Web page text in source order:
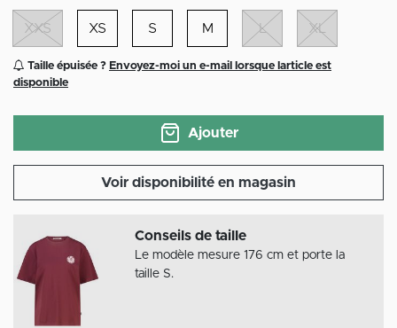
XXS XS S M L XL
Taille épuisée ? Envoyez-moi un e-mail lorsque larticle est
disponible
Ajouter
Voir disponibilité en magasin
Conseils de taille
Le modèle mesure 176 cm et porte la
taille S.